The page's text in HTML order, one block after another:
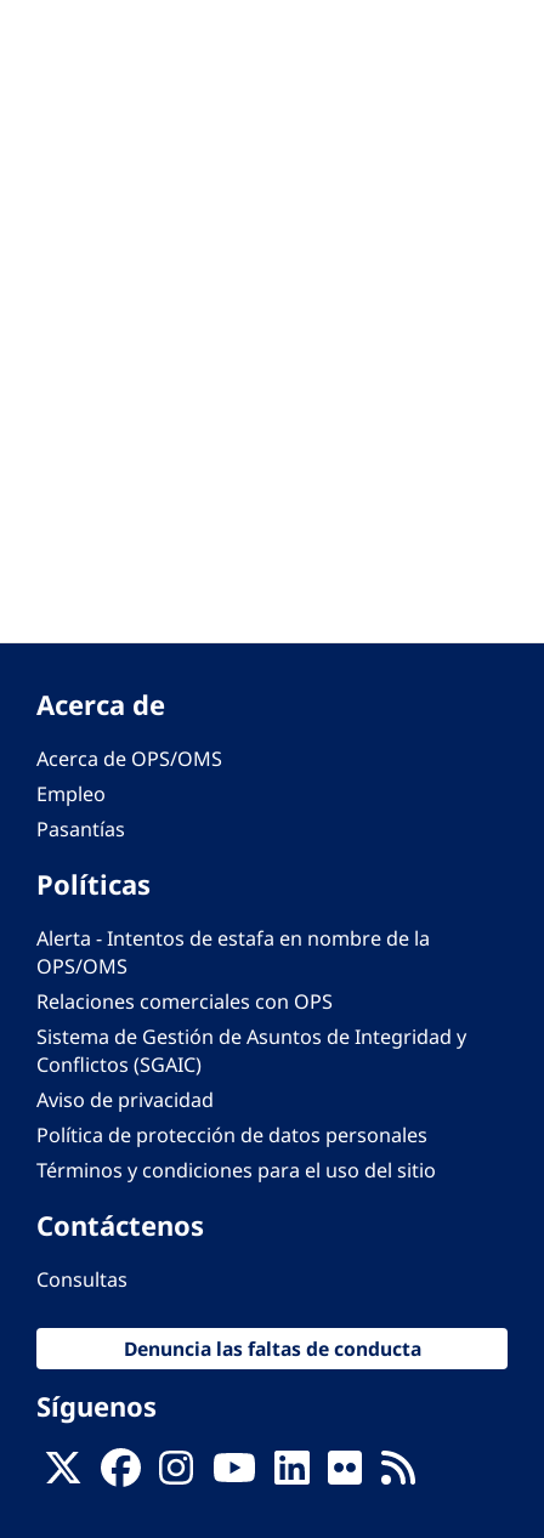
Acerca de
Acerca de OPS/OMS
Empleo
Pasantías
Políticas
Alerta - Intentos de estafa en nombre de la
OPS/OMS
Relaciones comerciales con OPS
Sistema de Gestión de Asuntos de Integridad y
Conflictos (SGAIC)
Aviso de privacidad
Política de protección de datos personales
Términos y condiciones para el uso del sitio
Contáctenos
Consultas
Denuncia las faltas de conducta
Síguenos